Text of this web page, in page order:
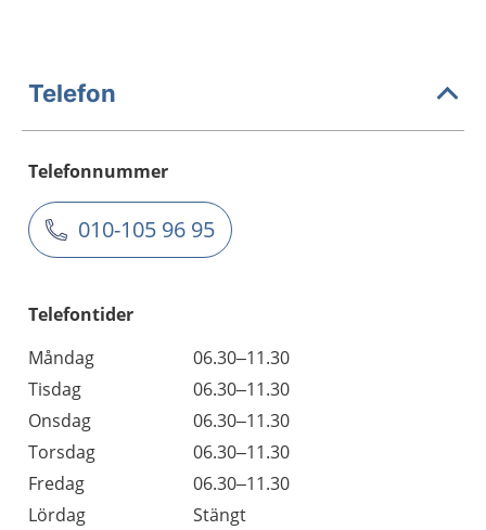
Telefon
Telefonnummer
010-105 96 95
Telefontider
Måndag
06.30–11.30
Tisdag
06.30–11.30
Onsdag
06.30–11.30
Torsdag
06.30–11.30
Fredag
06.30–11.30
Lördag
Stängt